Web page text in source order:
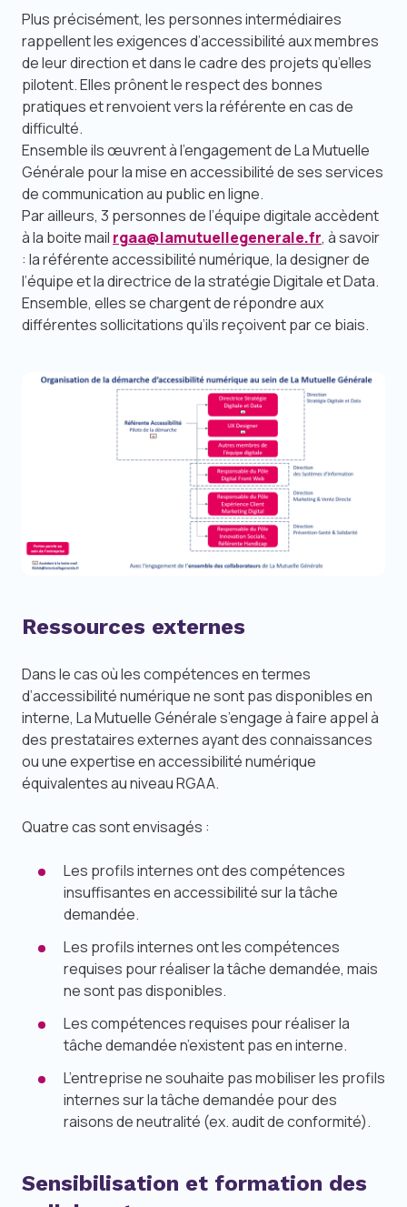
Plus précisément, les personnes intermédiaires
rappellent les exigences d’accessibilité aux membres
de leur direction et dans le cadre des projets qu’elles
pilotent. Elles prônent le respect des bonnes
pratiques et renvoient vers la référente en cas de
difficulté.
Ensemble ils œuvrent à l’engagement de La Mutuelle
Générale pour la mise en accessibilité de ses services
de communication au public en ligne.
Par ailleurs, 3 personnes de l’équipe digitale accèdent
à la boite mail rgaa@lamutuellegenerale.fr, à savoir
: la référente accessibilité numérique, la designer de
l’équipe et la directrice de la stratégie Digitale et Data.
Ensemble, elles se chargent de répondre aux
différentes sollicitations qu’ils reçoivent par ce biais.
Ressources externes
Dans le cas où les compétences en termes
d’accessibilité numérique ne sont pas disponibles en
interne, La Mutuelle Générale s’engage à faire appel à
des prestataires externes ayant des connaissances
ou une expertise en accessibilité numérique
équivalentes au niveau RGAA.
Quatre cas sont envisagés :
Les profils internes ont des compétences
insuffisantes en accessibilité sur la tâche
demandée.
Les profils internes ont les compétences
requises pour réaliser la tâche demandée, mais
ne sont pas disponibles.
Les compétences requises pour réaliser la
tâche demandée n’existent pas en interne.
L’entreprise ne souhaite pas mobiliser les profils
internes sur la tâche demandée pour des
raisons de neutralité (ex. audit de conformité).
Sensibilisation et formation des